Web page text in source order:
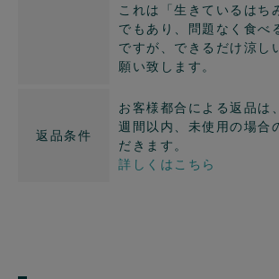
これは「生きているはち
でもあり、問題なく食べ
ですが、できるだけ涼し
願い致します。
返品条件
お客様都合による返品は
週間以内、未使用の場合
だきます。
詳しくはこちら